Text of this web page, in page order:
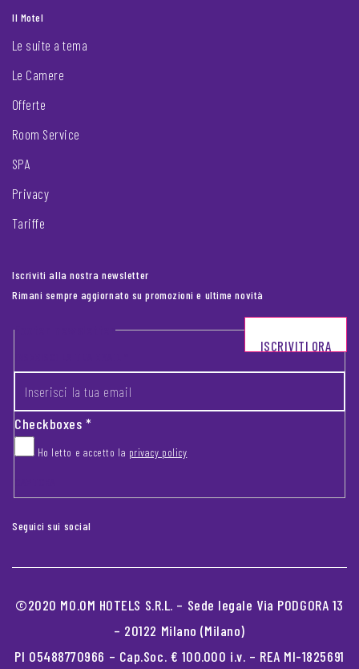
Il Motel
Le suite a tema
Le Camere
Offerte
Room Service
SPA
Privacy
Tariffe
Iscriviti alla nostra newsletter
Rimani sempre aggiornato su promozioni e ultime novità
Footer newsletter
Checkboxes*
Ho letto e accetto la privacy policy
ISCRIVITI ORA
Seguici sui social
©2020 MO.OM HOTELS S.R.L. – Sede legale Via PODGORA 13
– 20122 Milano (Milano)
PI 05488770966 – Cap.Soc. € 100.000 i.v. – REA MI-1825691